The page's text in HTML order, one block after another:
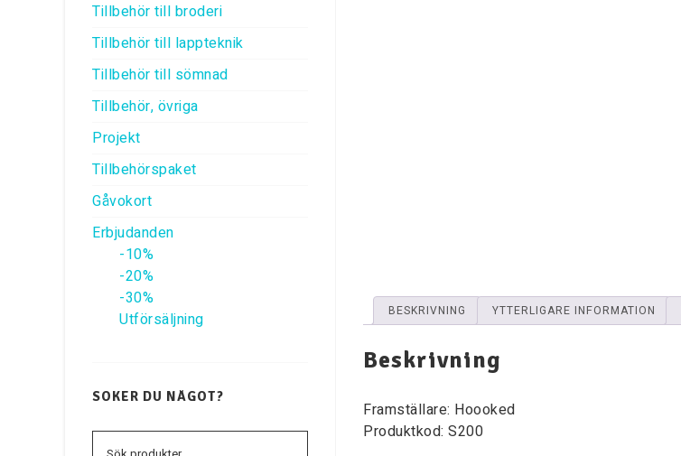
BESKRIVNING YTTERLIGARE INFORMATION
Beskrivning
Framställare: Hoooked
Produktkod: S200
Tillbehör till broderi
Tillbehör till lappteknik
Tillbehör till sömnad
Tillbehör, övriga
Projekt
Tillbehörspaket
Gåvokort
Erbjudanden
-10%
-20%
-30%
Utförsäljning
SÖKER DU NÅGOT?